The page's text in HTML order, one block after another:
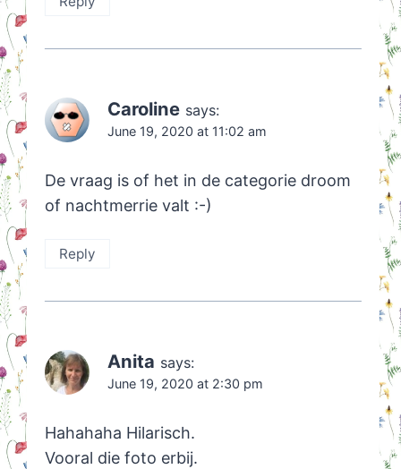
Caroline says:
June 19, 2020 at 11:02 am
De vraag is of het in de categorie droom
of nachtmerrie valt :-)
Reply
Anita says:
June 19, 2020 at 2:30 pm
Hahahaha Hilarisch.
Vooral die foto erbij.